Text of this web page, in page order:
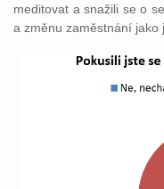
meditovat a snažili se o
a změnu zaměstnání jako